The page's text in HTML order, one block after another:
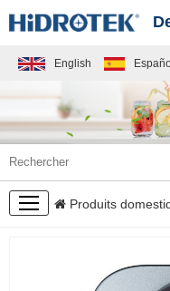
English
Produits